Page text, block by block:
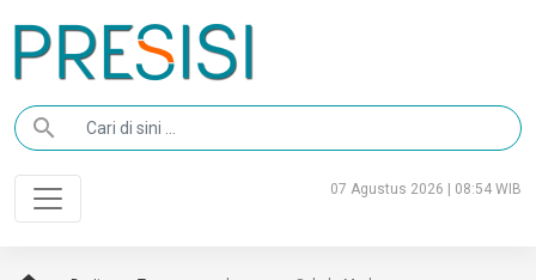
search
07 Agustus 2026 | 08:54 WIB